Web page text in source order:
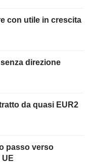
con utile in crescita
direzione
da quasi EUR2
passo verso